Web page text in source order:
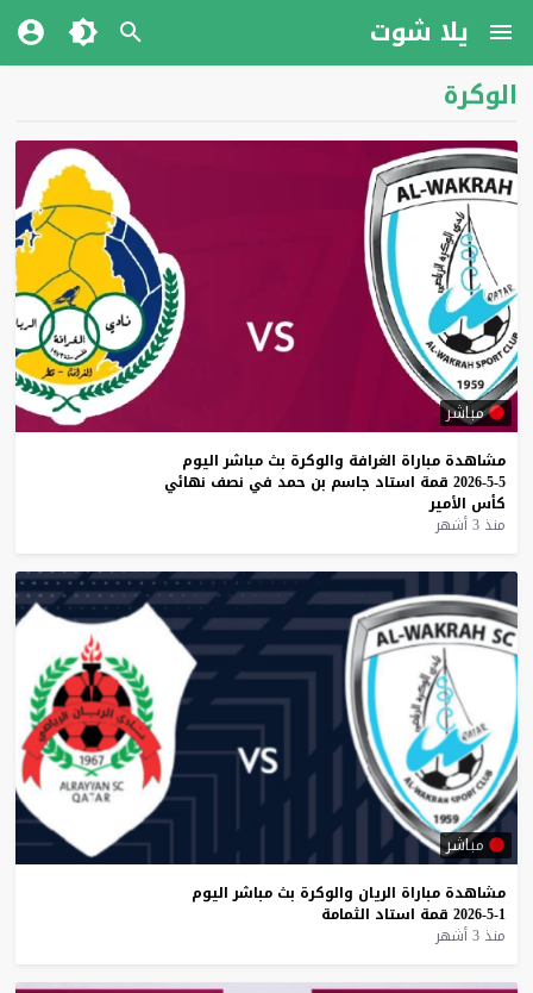
يلا شوت
الوكرة
مباشر
مشاهدة مباراة الغرافة والوكرة بث مباشر اليوم
5-5-2026
قمة استاد جاسم بن حمد في نصف نهائي
كأس الأمير
منذ 3 أشهر
مباشر
مشاهدة مباراة الريان والوكرة بث مباشر اليوم
1-5-2026
قمة استاد الثمامة
منذ 3 أشهر